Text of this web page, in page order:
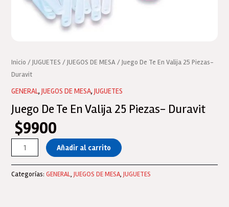
Inicio /JUGUETES /JUEGOS DE MESA/ Juego De Te En Valija 25 Piezas-
Duravit
GENERAL,JUEGOS DE MESA,JUGUETES
Juego De Te En Valija 25 Piezas- Duravit
$9900
Juego
De
Añadir al carrito
Categorías:GENERAL,JUEGOS DE MESA,JUGUETES